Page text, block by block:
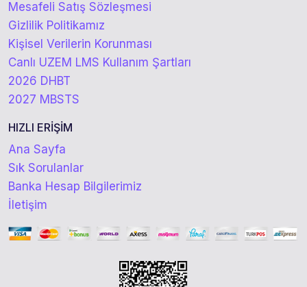
Mesafeli Satış Sözleşmesi
Gizlilik Politikamız
Kişisel Verilerin Korunması
Canlı UZEM LMS Kullanım Şartları
2026 DHBT
2027 MBSTS
HIZLI ERİŞİM
Ana Sayfa
Sık Sorulanlar
Banka Hesap Bilgilerimiz
İletişim